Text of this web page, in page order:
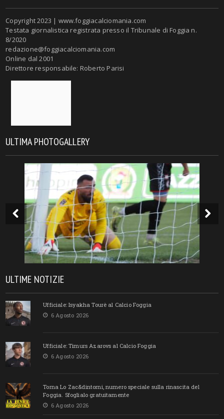
Copyright 2023 | www.foggiacalciomania.com
Testata giornalistica registrata presso il Tribunale di Foggia n.
8/2020
redazione@foggiacalciomania.com
Online dal 2001
Direttore responsabile: Roberto Parisi
ULTIMA PHOTOGALLERY
ULTIME NOTIZIE
Ufficiale: Isyakha Tourè al Calcio Foggia
6 Agosto 2026
Ufficiale: Timurs Azarovs al Calcio Foggia
6 Agosto 2026
Torna Lo Zac&dintorni, numero speciale sulla rinascita del
Foggia. Sfoglialo gratuitamente
6 Agosto 2026